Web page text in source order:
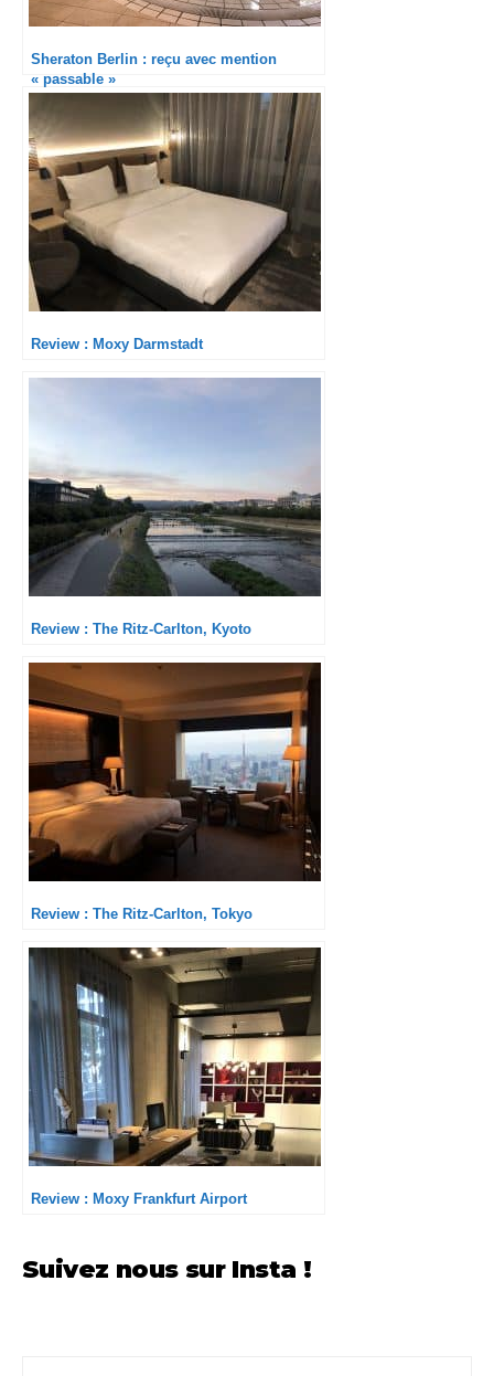
Sheraton Berlin : reçu avec mention
« passable »
Review : Moxy Darmstadt
Review : The Ritz-Carlton, Kyoto
Review : The Ritz-Carlton, Tokyo
Review : Moxy Frankfurt Airport
Suivez nous sur Insta !